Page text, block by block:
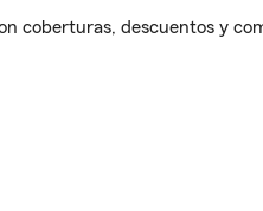
coberturas, descuentos y